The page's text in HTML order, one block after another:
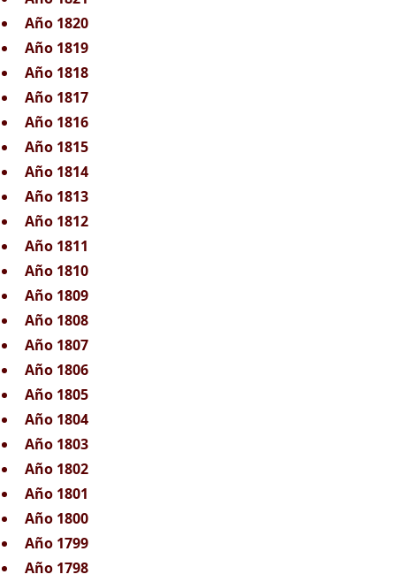
Año 1820
Año 1819
Año 1818
Año 1817
Año 1816
Año 1815
Año 1814
Año 1813
Año 1812
Año 1811
Año 1810
Año 1809
Año 1808
Año 1807
Año 1806
Año 1805
Año 1804
Año 1803
Año 1802
Año 1801
Año 1800
Año 1799
Año 1798